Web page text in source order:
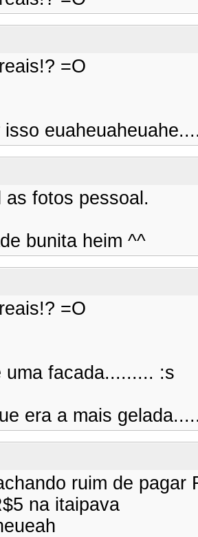
=O
isso
as fotos pessoal.
bunita heim ^^
=O
uma facada......... :s
era a mais
ruim de
na itaipava